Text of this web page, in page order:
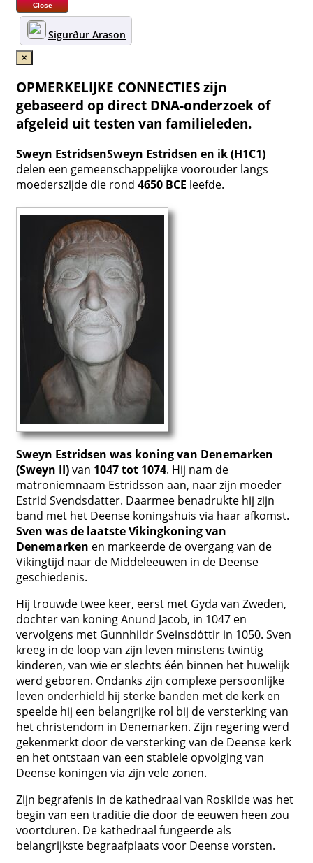
Close
Sigurður Arason
×
OPMERKELIJKE CONNECTIES zijn
gebaseerd op direct DNA-onderzoek of
afgeleid uit testen van familieleden.
Sweyn EstridsenSweyn Estridsen en ik (H1C1)
delen een gemeenschappelijke voorouder langs
moederszijde die rond 4650 BCE leefde.
Sweyn Estridsen was koning van Denemarken
(Sweyn II)van 1047 tot 1074. Hij nam de
matroniemnaam Estridsson aan, naar zijn moeder
Estrid Svendsdatter. Daarmee benadrukte hij zijn
band met het Deense koningshuis via haar afkomst.
Sven was de laatste Vikingkoning van
Denemarken en markeerde de overgang van de
Vikingtijd naar de Middeleeuwen in de Deense
geschiedenis.
Hij trouwde twee keer, eerst met Gyda van Zweden,
dochter van koning Anund Jacob, in 1047 en
vervolgens met Gunnhildr Sveinsdóttir in 1050. Sven
kreeg in de loop van zijn leven minstens twintig
kinderen, van wie er slechts één binnen het huwelijk
werd geboren. Ondanks zijn complexe persoonlijke
leven onderhield hij sterke banden met de kerk en
speelde hij een belangrijke rol bij de versterking van
het christendom in Denemarken. Zijn regering werd
gekenmerkt door de versterking van de Deense kerk
en het ontstaan ​​van een stabiele opvolging van
Deense koningen via zijn vele zonen.
Zijn begrafenis in de kathedraal van Roskilde was het
begin van een traditie die door de eeuwen heen zou
voortduren. De kathedraal fungeerde als
belangrijkste begraafplaats voor Deense vorsten.